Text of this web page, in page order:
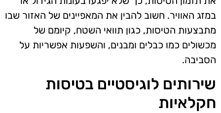
במזג האוויר. חשוב להבין את המאפיינים של האזור שבו
מתבצעות הטיסות, כגון תוואי השטח, קיומם של
מכשולים כמו כבלים ומבנים, והשפעות אפשריות על
הסביבה.
שירותים לוגיסטיים בטיסות
חקלאיות